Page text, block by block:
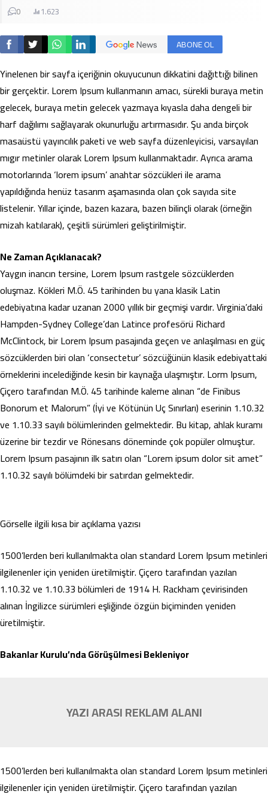
0
1.623
ABONE OL
Yinelenen bir sayfa içeriğinin okuyucunun dikkatini dağıttığı bilinen
bir gerçektir. Lorem Ipsum kullanmanın amacı, sürekli buraya metin
gelecek, buraya metin gelecek yazmaya kıyasla daha dengeli bir
harf dağılımı sağlayarak okunurluğu artırmasıdır. Şu anda birçok
masaüstü yayıncılık paketi ve web sayfa düzenleyicisi, varsayılan
mıgır metinler olarak Lorem Ipsum kullanmaktadır. Ayrıca arama
motorlarında ‘lorem ipsum’ anahtar sözcükleri ile arama
yapıldığında henüz tasarım aşamasında olan çok sayıda site
listelenir. Yıllar içinde, bazen kazara, bazen bilinçli olarak (örneğin
mizah katılarak), çeşitli sürümleri geliştirilmiştir.
Ne Zaman Açıklanacak?
Yaygın inancın tersine, Lorem Ipsum rastgele sözcüklerden
oluşmaz. Kökleri M.Ö. 45 tarihinden bu yana klasik Latin
edebiyatına kadar uzanan 2000 yıllık bir geçmişi vardır. Virginia’daki
Hampden-Sydney College’dan Latince profesörü Richard
McClintock, bir Lorem Ipsum pasajında geçen ve anlaşılması en güç
sözcüklerden biri olan ‘consectetur’ sözcüğünün klasik edebiyattaki
örneklerini incelediğinde kesin bir kaynağa ulaşmıştır. Lorm Ipsum,
Çiçero tarafından M.Ö. 45 tarihinde kaleme alınan “de Finibus
Bonorum et Malorum” (İyi ve Kötünün Uç Sınırları) eserinin 1.10.32
ve 1.10.33 sayılı bölümlerinden gelmektedir. Bu kitap, ahlak kuramı
üzerine bir tezdir ve Rönesans döneminde çok popüler olmuştur.
Lorem Ipsum pasajının ilk satırı olan “Lorem ipsum dolor sit amet”
1.10.32 sayılı bölümdeki bir satırdan gelmektedir.
Görselle ilgili kısa bir açıklama yazısı
1500’lerden beri kullanılmakta olan standard Lorem Ipsum metinleri
ilgilenenler için yeniden üretilmiştir. Çiçero tarafından yazılan
1.10.32 ve 1.10.33 bölümleri de 1914 H. Rackham çevirisinden
alınan İngilizce sürümleri eşliğinde özgün biçiminden yeniden
üretilmiştir.
Bakanlar Kurulu’nda Görüşülmesi Bekleniyor
YAZI ARASI REKLAM ALANI
1500’lerden beri kullanılmakta olan standard Lorem Ipsum metinleri
ilgilenenler için yeniden üretilmiştir. Çiçero tarafından yazılan